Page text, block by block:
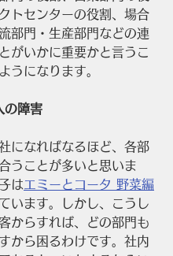
トセンターの役割、場合
部門・生産部門などの連
がいかに重要かと言うこ
うになります。
の障害
になればなるほど、各部
うことが多いと思いま
はエミーとコータ 野菜編
います。しかし、こうし
からすれば、どの部門も
から困るわけです。社内